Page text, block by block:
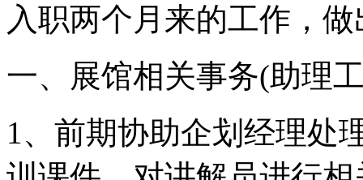
入职两个月来的工作，
一、展馆相关事务(助理
1、前期协助企划经理处